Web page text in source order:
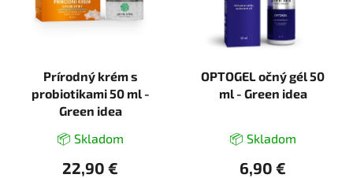
Prírodný krém s
probiotikami 50 ml -
Green idea
📦 Skladom
22,90 €
OPTOGEL očný gél 50
ml - Green idea
📦 Skladom
6,90 €